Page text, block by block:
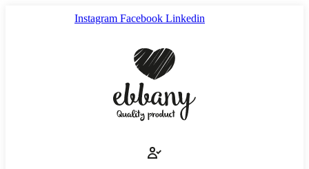
Instagram Facebook Linkedin